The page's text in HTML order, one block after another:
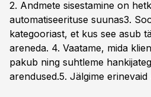
2. Andmete sisestamine on
automatiseerituse suunas3.
kategooriast, et kus see asub
areneda. 4. Vaatame, mida
pakub ning suhtleme
arendused.5. Jälgime